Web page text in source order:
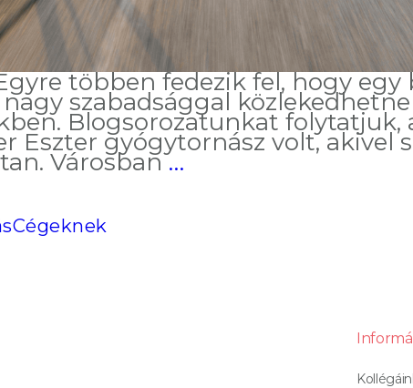
többen fedezik fel, hogy egy
szabadsággal
Blogsorozatunkat folytatjuk,
Eszter gyógytornász volt, akivel
Városban…
Cégeknek